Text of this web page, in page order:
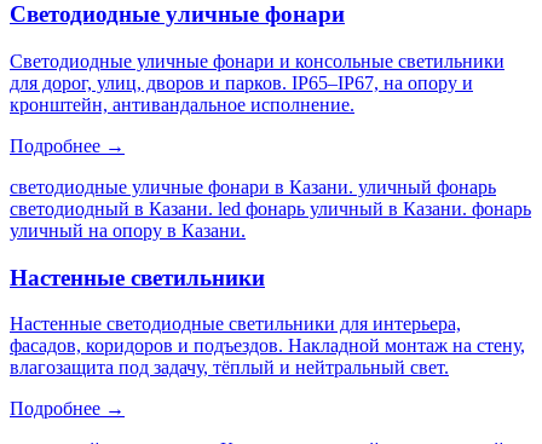
Светодиодные уличные фонари
Светодиодные уличные фонари и консольные светильники
для дорог, улиц, дворов и парков. IP65–IP67, на опору и
кронштейн, антивандальное исполнение.
Подробнее →
светодиодные уличные фонари в Казани. уличный фонарь
светодиодный в Казани. led фонарь уличный в Казани. фонарь
уличный на опору в Казани.
Настенные светильники
Настенные светодиодные светильники для интерьера,
фасадов, коридоров и подъездов. Накладной монтаж на стену,
влагозащита под задачу, тёплый и нейтральный свет.
Подробнее →